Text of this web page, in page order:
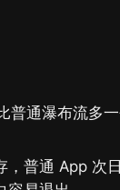
普通瀑布流多
，普通 App 次